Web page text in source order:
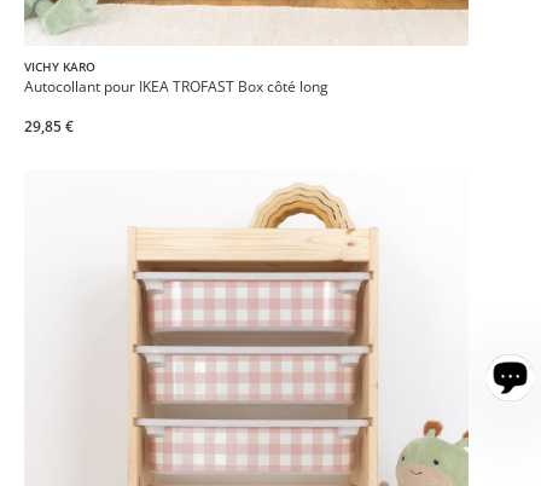
VICHY KARO
Autocollant pour IKEA TROFAST Box côté long
29,85 €